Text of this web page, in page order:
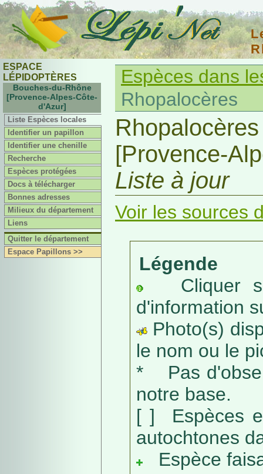
ESPACE
LÉPIDOPTÈRES
Bouches-du-Rhône
[Provence-Alpes-Côte-
d'Azur]
Liste Espèces locales
Identifier un papillon
Identifier une chenille
Recherche
Espèces protégées
Docs à télécharger
Bonnes adresses
Milieux du département
Liens
Quitter le département
Espace Papillons >>
Espèces dans
Rhopalocères
[Provence-
Liste à jour
Voir les sources
Légende
Cliquer
d'information
Photo(s)
le nom ou le
* Pas
notre base.
[ ] Espèces
autochtones
Espèce